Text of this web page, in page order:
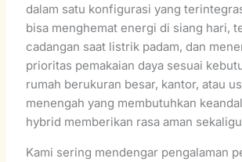
dalam satu konfigurasi yang
bisa menghemat energi di siang hari,
cadangan saat listrik padam, dan
prioritas pemakaian daya sesuai
rumah berukuran besar, kantor, atau
menengah yang membutuhkan
hybrid memberikan rasa aman
Kami sering mendengar pengalaman